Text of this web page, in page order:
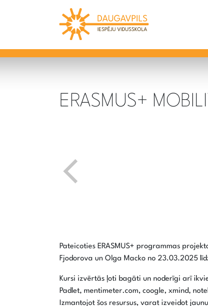
ERASMUS+
Pateicoties ERASMUS+ programmas
Fjodorova un Olga Macko no 23.03.2025
Kursi izvērtās ļoti bagāti un noderīgi arī
Padlet, mentimeter.com, coogle, xmind,
Izmantojot šos resursus, varat izveidot